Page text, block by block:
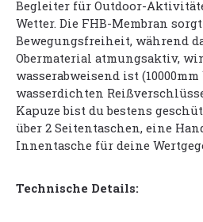
Begleiter für Outdoor-
Wetter. Die FHB-Membran
Bewegungsfreiheit, während
Obermaterial atmungsaktiv,
wasserabweisend ist
wasserdichten
Kapuze bist du bestens
über 2 Seitentaschen, eine
Innentasche für deine
Technische Details: